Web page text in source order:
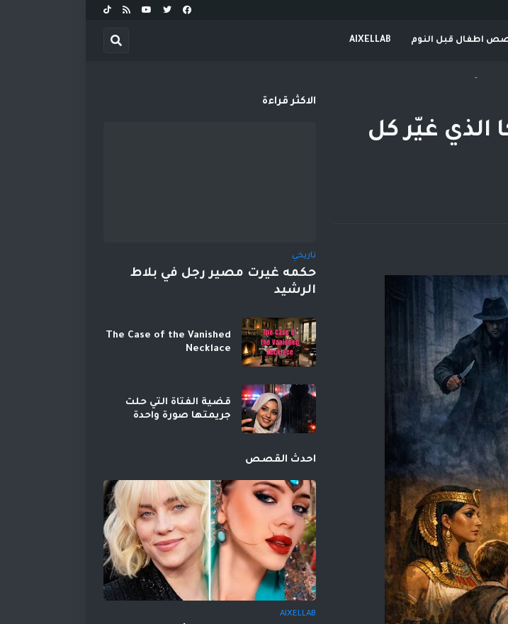
اطفال قبل النوم AIXELLAB
-
الذي غيّر كل
الاكثر قراءة
تاريخي
حكمه غيرت مصير رجل في بلاط
الرشيد
The Case of the Vanished
Necklace
قضية الفتاة التي حلت
جريمتها صورة واحدة
احدث القصص
AIXELLAB